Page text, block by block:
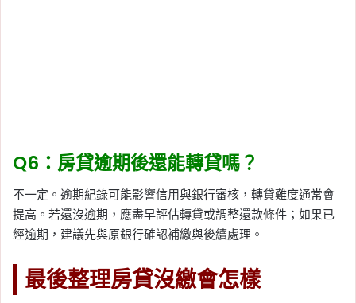
Q6：房貸逾期後還能轉貸嗎？
不一定。逾期紀錄可能影響信用與銀行審核，轉貸難度通常會
提高。若還沒逾期，應盡早評估轉貸或調整還款條件；如果已
經逾期，建議先與原銀行確認補繳與後續處理。
最後整理房貸沒繳會怎樣